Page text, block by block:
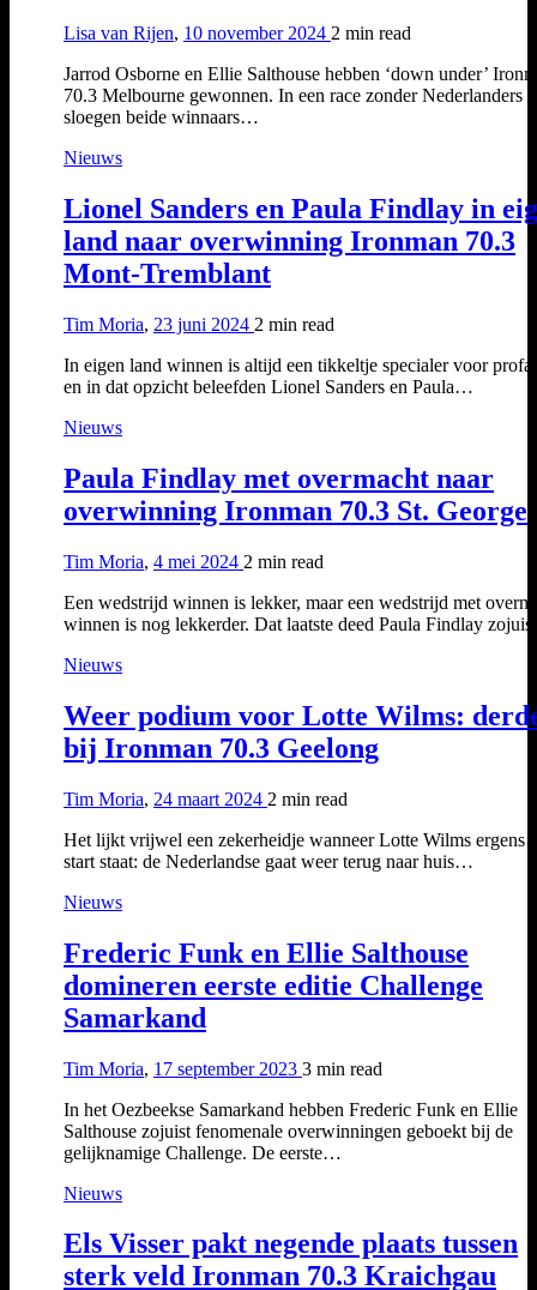
Lisa van Rijen, 10 november 2024 2 min read
Jarrod Osborne en Ellie Salthouse hebben ‘down under’
70.3 Melbourne gewonnen. In een race zonder Nederlanders
sloegen beide winnaars…
Nieuws
Lionel Sanders en Paula Findlay in
land naar overwinning Ironman 70.3
Mont-Tremblant
Tim Moria, 23 juni 2024 2 min read
In eigen land winnen is altijd een tikkeltje specialer voor
en in dat opzicht beleefden Lionel Sanders en Paula…
Nieuws
Paula Findlay met overmacht naar
overwinning Ironman 70.3 St. George
Tim Moria, 4 mei 2024 2 min read
Een wedstrijd winnen is lekker, maar een wedstrijd met
winnen is nog lekkerder. Dat laatste deed Paula Findlay
Nieuws
Weer podium voor Lotte Wilms:
bij Ironman 70.3 Geelong
Tim Moria, 24 maart 2024 2 min read
Het lijkt vrijwel een zekerheidje wanneer Lotte Wilms ergens
start staat: de Nederlandse gaat weer terug naar huis…
Nieuws
Frederic Funk en Ellie Salthouse
domineren eerste editie Challenge
Samarkand
Tim Moria, 17 september 2023 3 min read
In het Oezbeekse Samarkand hebben Frederic Funk en Ellie
Salthouse zojuist fenomenale overwinningen geboekt bij de
gelijknamige Challenge. De eerste…
Nieuws
Els Visser pakt negende plaats tussen
sterk veld Ironman 70.3 Kraichgau